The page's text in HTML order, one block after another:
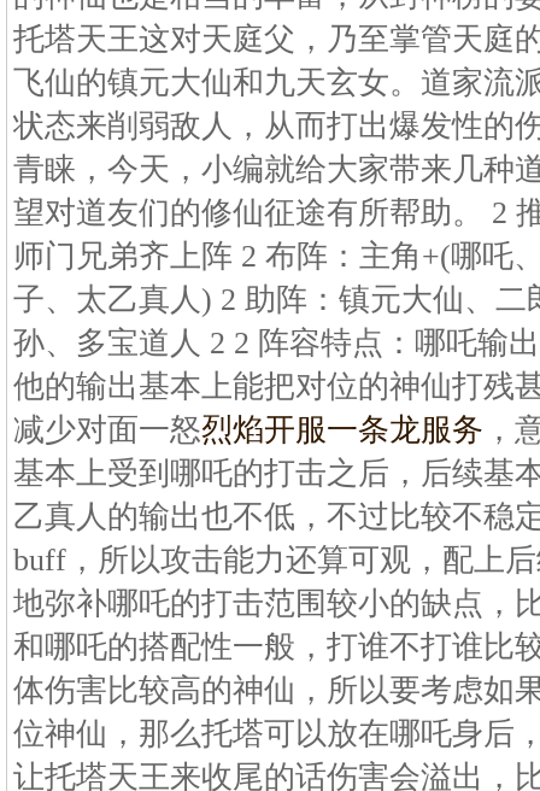
托塔天王这对天庭父，乃至掌管天庭
飞仙的镇元大仙和九天玄女。道家流
状态来削弱敌人，从而打出爆发性的
青睐，今天，小编就给大家带来几种
望对道友们的修仙征途有所帮助。 2
师门兄弟齐上阵 2 布阵：主角+(哪吒
子、太乙真人) 2 助阵：镇元大仙、
孙、多宝道人 2 2 阵容特点：哪吒输
他的输出基本上能把对位的神仙打残
减少对面一怒烈焰开服一条龙服务 ，
基本上受到哪吒的打击之后，后续基
乙真人的输出也不低，不过比较不稳
buff，所以攻击能力还算可观，配上
地弥补哪吒的打击范围较小的缺点，
和哪吒的搭配性一般，打谁不打谁比
体伤害比较高的神仙，所以要考虑如
位神仙，那么托塔可以放在哪吒身后
让托塔天王来收尾的话伤害会溢出，